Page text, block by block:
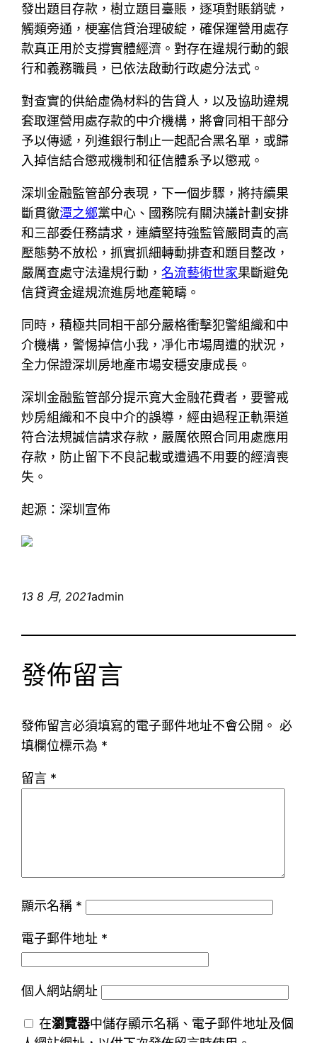
發出題目存款，樹立題目臺賬，逐項對賬銷號，
觸類旁通，梗塞信貸治理破綻，確保運營用處存
款真正用於支撐實體經濟。對存在違規行動的銀
行和義務職員，已依法啟動行政處分法式。
對查實的供給虛偽材料的告貸人，以及協助違規
套取運營用處存款的中介機構，將會同相干部分
予以傳遞，列進銀行制止一起配合黑名單，或歸
入掉信結合懲戒機制和征信體系予以懲戒。
深圳金融監管部分表現，下一個步驟，將持續果
斷貫徹潭之鄉黨中心、國務院有關決議計劃安排
和三部委任務請求，連續堅持強監管嚴問責的高
壓態勢不放松，抓實抓細轉動排查和題目整改，
嚴厲查處守法違規行動，名流藝術世家果斷避免
信貸資金違規流進房地產範疇。
同時，積極共同相干部分嚴格衝擊犯警組織和中
介機構，警惕掉信小我，凈化市場周遭的狀況，
全力保證深圳房地產市場安穩安康成長。
深圳金融監管部分提示寬大金融花費者，要警戒
炒房組織和不良中介的誤導，經由過程正軌渠道
符合法規誠信請求存款，嚴厲依照合同用處應用
存款，防止留下不良記載或遭遇不用要的經濟喪
失。
起源：深圳宣佈
13 8 月, 2021admin
發佈留言
發佈留言必須填寫的電子郵件地址不會公開。 必
填欄位標示為 *
留言 *
顯示名稱 *
電子郵件地址 *
個人網站網址
在瀏覽器中儲存顯示名稱、電子郵件地址及個